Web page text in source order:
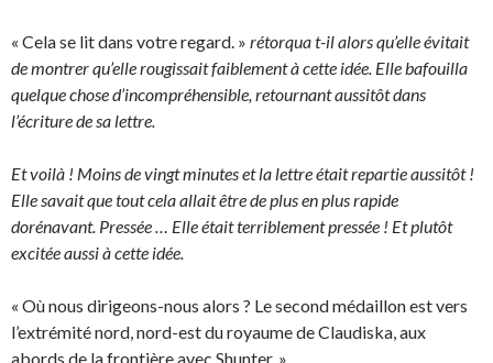
« Cela se lit dans votre regard. » rétorqua t-il alors qu’elle évitait
de montrer qu’elle rougissait faiblement à cette idée. Elle bafouilla
quelque chose d’incompréhensible, retournant aussitôt dans
l’écriture de sa lettre.
Et voilà ! Moins de vingt minutes et la lettre était repartie aussitôt !
Elle savait que tout cela allait être de plus en plus rapide
dorénavant. Pressée … Elle était terriblement pressée ! Et plutôt
excitée aussi à cette idée.
« Où nous dirigeons-nous alors ? Le second médaillon est vers
l’extrémité nord, nord-est du royaume de Claudiska, aux
abords de la frontière avec Shunter. »